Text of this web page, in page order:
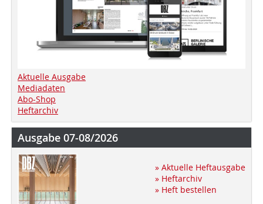
Aktuelle Ausgabe
Mediadaten
Abo-Shop
Heftarchiv
Ausgabe 07-08/2026
» Aktuelle Heftausgabe
» Heftarchiv
» Heft bestellen